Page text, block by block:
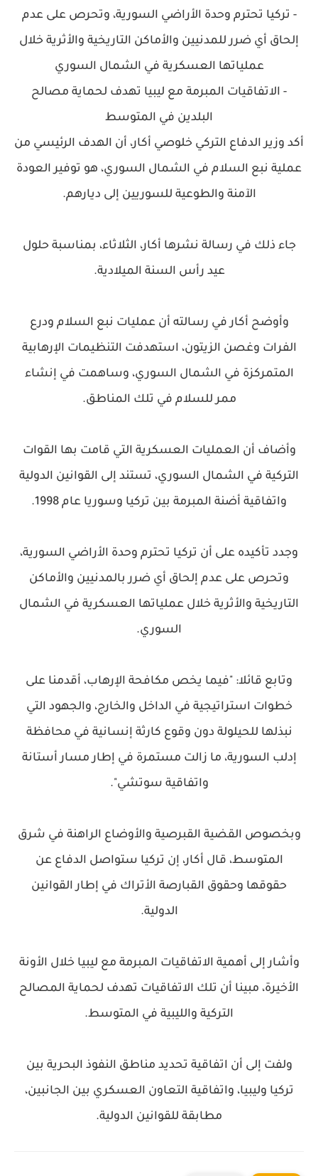
- تركيا تحترم وحدة الأراضي السورية، وتحرص على عدم
إلحاق أي ضرر للمدنيين والأماكن التاريخية والأثرية خلال
عملياتها العسكرية في الشمال السوري
- الاتفاقيات المبرمة مع ليبيا تهدف لحماية مصالح
البلدين في المتوسط
أكد وزير الدفاع التركي خلوصي أكار، أن الهدف الرئيسي من
عملية نبع السلام في الشمال السوري، هو توفير العودة
الآمنة والطوعية للسوريين إلى ديارهم.
جاء ذلك في رسالة نشرها أكار، الثلاثاء، بمناسبة حلول
عيد رأس السنة الميلادية.
وأوضح أكار في رسالته أن عمليات نبع السلام ودرع
الفرات وغصن الزيتون، استهدفت التنظيمات الإرهابية
المتمركزة في الشمال السوري، وساهمت في إنشاء
ممر للسلام في تلك المناطق.
وأضاف أن العمليات العسكرية التي قامت بها القوات
التركية في الشمال السوري، تستند إلى القوانين الدولية
واتفاقية أضنة المبرمة بين تركيا وسوريا عام 1998.
وجدد تأكيده على أن تركيا تحترم وحدة الأراضي السورية،
وتحرص على عدم إلحاق أي ضرر بالمدنيين والأماكن
التاريخية والأثرية خلال عملياتها العسكرية في الشمال
السوري.
وتابع قائلا: "فيما يخص مكافحة الإرهاب، أقدمنا على
خطوات استراتيجية في الداخل والخارج، والجهود التي
نبذلها للحيلولة دون وقوع كارثة إنسانية في محافظة
إدلب السورية، ما زالت مستمرة في إطار مسار أستانة
واتفاقية سوتشي".
وبخصوص القضية القبرصية والأوضاع الراهنة في شرق
المتوسط، قال أكار، إن تركيا ستواصل الدفاع عن
حقوقها وحقوق القبارصة الأتراك في إطار القوانين
الدولية.
وأشار إلى أهمية الاتفاقيات المبرمة مع ليبيا خلال الأونة
الأخيرة، مبينا أن تلك الاتفاقيات تهدف لحماية المصالح
التركية والليبية في المتوسط.
ولفت إلى أن اتفاقية تحديد مناطق النفوذ البحرية بين
تركيا وليبيا، واتفاقية التعاون العسكري بين الجانبين،
مطابقة للقوانين الدولية.